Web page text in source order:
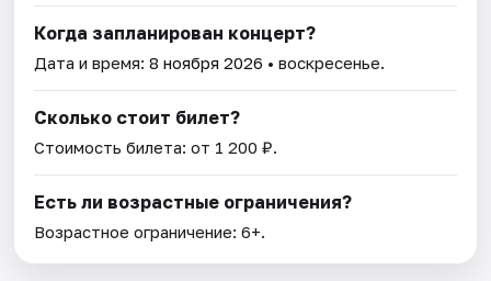
Когда запланирован концерт?
Дата и время:8 ноября 2026 • воскресенье.
Сколько стоит билет?
Стоимость билета: от 1 200 ₽.
Есть ли возрастные ограничения?
Возрастное ограничение: 6+.